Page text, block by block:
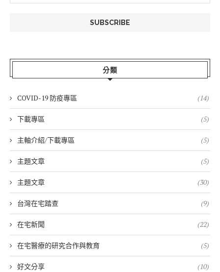
分類
COVID-19 防疫專區 (14)
下載專區 (5)
主軸介紹/下載專區 (5)
主題文章 (5)
主題文章 (30)
台灣在宅踏查 (9)
在宅新聞 (22)
在宅醫療的研究合作與教育 (5)
好文分享 (10)